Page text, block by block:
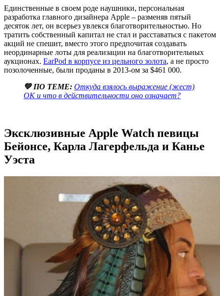
Единственные в своем роде наушники, персональная
разработка главного дизайнера Apple – разменяв пятый
десяток лет, он всерьез увлекся благотворительностью. Но
тратить собственный капитал не стал и расставаться с пакетом
акций не спешит, вместо этого предпочитая создавать
неординарные лоты для реализации на благотворительных
аукционах. EarPod в корпусе из цельного золота, а не просто
позолоченные, были проданы в 2013-ом за $461 000.
💚 ПО ТЕМЕ: Откуда взялось выражение (жест)
ОК и что в действительности оно означает?
Эксклюзивные Apple Watch певицы
Бейонсе, Карла Лагерфельда и Канье
Уэста